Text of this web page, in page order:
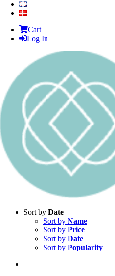
Cart
Log In
Sort by Date
Sort by Name
Sort by Price
Sort by Date
Sort by Popularity